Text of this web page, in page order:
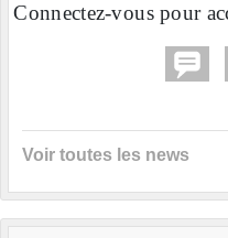
Connectez-vous pour
Voir toutes les news